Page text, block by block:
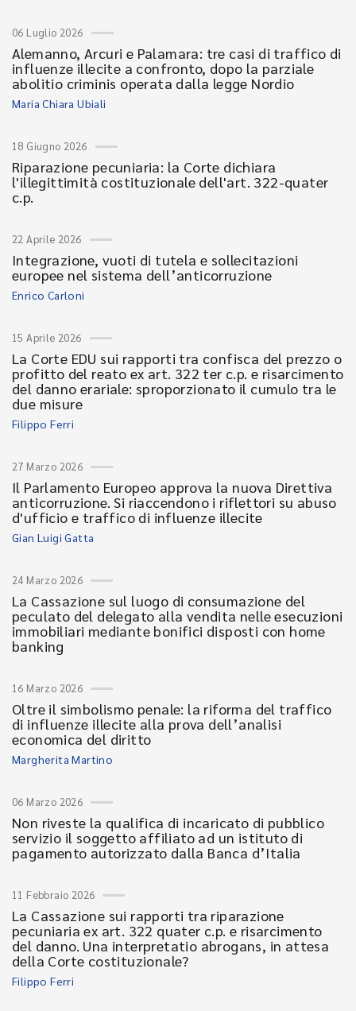
06 Luglio 2026
Alemanno, Arcuri e Palamara: tre casi di traffico di
influenze illecite a confronto, dopo la parziale
abolitio criminis operata dalla legge Nordio
Maria Chiara Ubiali
18 Giugno 2026
Riparazione pecuniaria: la Corte dichiara
l'illegittimità costituzionale dell'art. 322-quater
c.p.
22 Aprile 2026
Integrazione, vuoti di tutela e sollecitazioni
europee nel sistema dell’anticorruzione
Enrico Carloni
15 Aprile 2026
La Corte EDU sui rapporti tra confisca del prezzo o
profitto del reato ex art. 322 ter c.p. e risarcimento
del danno erariale: sproporzionato il cumulo tra le
due misure
Filippo Ferri
27 Marzo 2026
Il Parlamento Europeo approva la nuova Direttiva
anticorruzione. Si riaccendono i riflettori su abuso
d'ufficio e traffico di influenze illecite
Gian Luigi Gatta
24 Marzo 2026
La Cassazione sul luogo di consumazione del
peculato del delegato alla vendita nelle esecuzioni
immobiliari mediante bonifici disposti con home
banking
16 Marzo 2026
Oltre il simbolismo penale: la riforma del traffico
di influenze illecite alla prova dell’analisi
economica del diritto
Margherita Martino
06 Marzo 2026
Non riveste la qualifica di incaricato di pubblico
servizio il soggetto affiliato ad un istituto di
pagamento autorizzato dalla Banca d’Italia
11 Febbraio 2026
La Cassazione sui rapporti tra riparazione
pecuniaria ex art. 322 quater c.p. e risarcimento
del danno. Una interpretatio abrogans, in attesa
della Corte costituzionale?
Filippo Ferri